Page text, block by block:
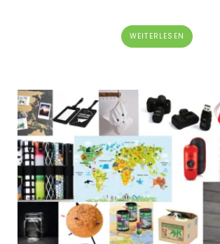
WEITERLESEN